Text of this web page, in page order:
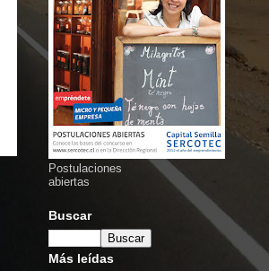
Postulaciones
abiertas
Buscar
Más leídas